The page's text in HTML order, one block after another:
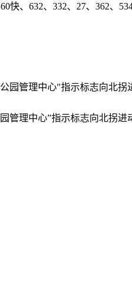
快、632、332、27、362、
园管理中心"指示标志向北拐
管理中心”指示标志向北拐进